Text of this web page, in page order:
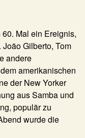
Mal ein Ereignis,
Gilberto, Tom
andere
amerikanischen
der New Yorker
aus Samba und
populär zu
wurde die